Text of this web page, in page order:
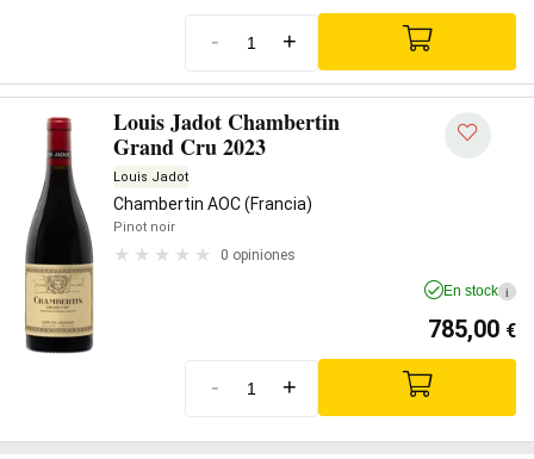
- +
Louis Jadot Chambertin
Grand Cru 2023
Louis Jadot
Chambertin AOC (Francia)
Pinot noir
0 opiniones
En stock i
785,00 €
- +